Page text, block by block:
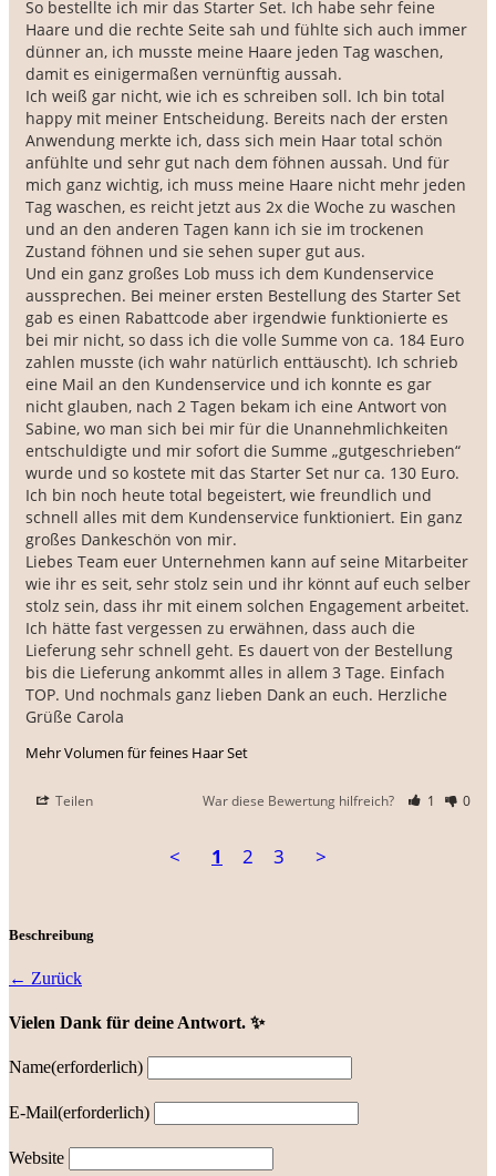
So bestellte ich mir das Starter Set. Ich habe sehr feine
Haare und die rechte Seite sah und fühlte sich auch immer
dünner an, ich musste meine Haare jeden Tag waschen,
damit es einigermaßen vernünftig aussah.
Ich weiß gar nicht, wie ich es schreiben soll. Ich bin total
happy mit meiner Entscheidung. Bereits nach der ersten
Anwendung merkte ich, dass sich mein Haar total schön
anfühlte und sehr gut nach dem föhnen aussah. Und für
mich ganz wichtig, ich muss meine Haare nicht mehr jeden
Tag waschen, es reicht jetzt aus 2x die Woche zu waschen
und an den anderen Tagen kann ich sie im trockenen
Zustand föhnen und sie sehen super gut aus.
Und ein ganz großes Lob muss ich dem Kundenservice
aussprechen. Bei meiner ersten Bestellung des Starter Set
gab es einen Rabattcode aber irgendwie funktionierte es
bei mir nicht, so dass ich die volle Summe von ca. 184 Euro
zahlen musste (ich wahr natürlich enttäuscht). Ich schrieb
eine Mail an den Kundenservice und ich konnte es gar
nicht glauben, nach 2 Tagen bekam ich eine Antwort von
Sabine, wo man sich bei mir für die Unannehmlichkeiten
entschuldigte und mir sofort die Summe „gutgeschrieben“
wurde und so kostete mit das Starter Set nur ca. 130 Euro.
Ich bin noch heute total begeistert, wie freundlich und
schnell alles mit dem Kundenservice funktioniert. Ein ganz
großes Dankeschön von mir.
Liebes Team euer Unternehmen kann auf seine Mitarbeiter
wie ihr es seit, sehr stolz sein und ihr könnt auf euch selber
stolz sein, dass ihr mit einem solchen Engagement arbeitet.
Ich hätte fast vergessen zu erwähnen, dass auch die
Lieferung sehr schnell geht. Es dauert von der Bestellung
bis die Lieferung ankommt alles in allem 3 Tage. Einfach
TOP. Und nochmals ganz lieben Dank an euch. Herzliche
Grüße Carola
Mehr Volumen für feines Haar Set
Teilen War diese Bewertung hilfreich? 1 0
< 1 2 3 >
Beschreibung
← Zurück
Vielen Dank für deine Antwort. ✨
Name(erforderlich)
E-Mail(erforderlich)
Website